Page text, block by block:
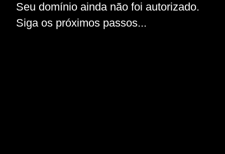
Seu domínio ainda não foi autorizado.
Siga os próximos passos...